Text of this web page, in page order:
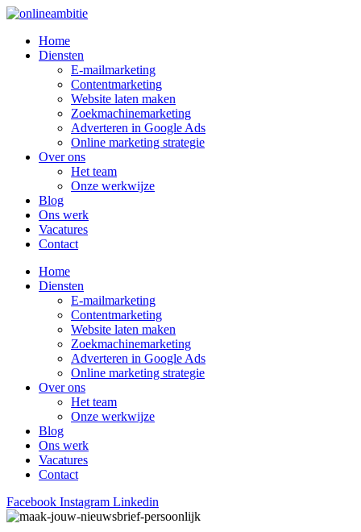
Ga
inhoud
Home
Diensten
E-mailmarketing
Contentmarketing
Website laten maken
Zoekmachinemarketing
Adverteren in Google Ads
Online marketing strategie
Over ons
Het team
Onze werkwijze
Blog
Ons werk
Vacatures
Contact
Home
Diensten
E-mailmarketing
Contentmarketing
Website laten maken
Zoekmachinemarketing
Adverteren in Google Ads
Online marketing strategie
Over ons
Het team
Onze werkwijze
Blog
Ons werk
Vacatures
Contact
Facebook Instagram Linkedin